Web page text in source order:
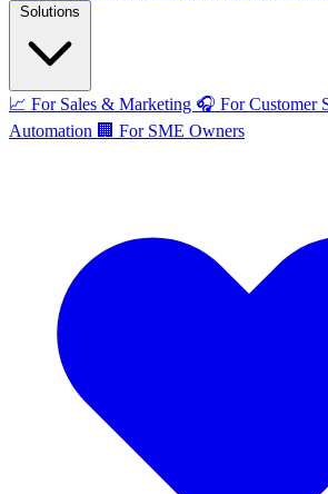
📈 For Sales & Marketing 🎧 For Customer
Automation 🏢 For SME Owners